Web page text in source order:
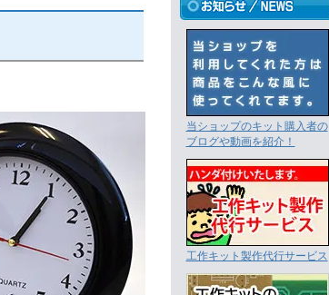
当ショップのキット購入者の
ブログや動画を紹介！
工作キット製作代行サービス